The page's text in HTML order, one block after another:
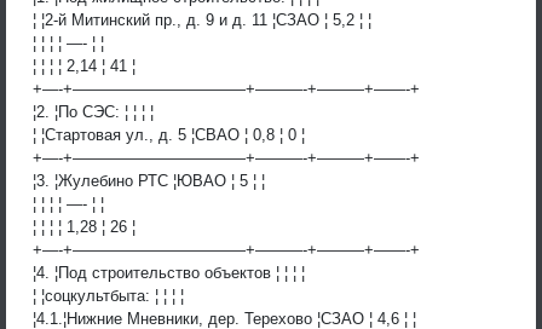
¦ ¦2-й Митинский пр., д. 9 и д. 11 ¦СЗАО ¦ 5,2 ¦ ¦
¦ ¦ ¦ ¦ —- ¦ ¦
¦ ¦ ¦ ¦ 2,14 ¦ 41 ¦
+—-+———————————+———-+———+——-+
¦2. ¦По СЭС: ¦ ¦ ¦ ¦
¦ ¦Стартовая ул., д. 5 ¦СВАО ¦ 0,8 ¦ 0 ¦
+—-+———————————+———-+———+——-+
¦3. ¦Жулебино РТС ¦ЮВАО ¦ 5 ¦ ¦
¦ ¦ ¦ ¦ —- ¦ ¦
¦ ¦ ¦ ¦ 1,28 ¦ 26 ¦
+—-+———————————+———-+———+——-+
¦4. ¦Под строительство объектов ¦ ¦ ¦ ¦
¦ ¦соцкультбыта: ¦ ¦ ¦ ¦
¦4.1.¦Нижние Мневники, дер. Терехово ¦СЗАО ¦ 4,6 ¦ ¦